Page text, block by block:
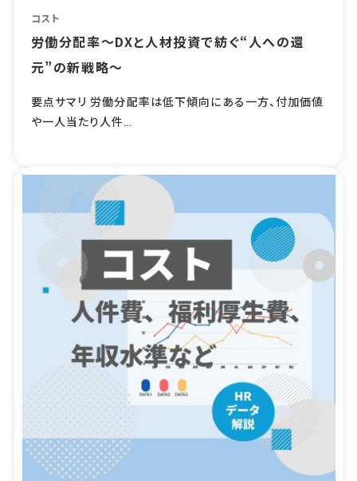
コスト
労働分配率～DXと人材投資で紡ぐ“人への還
元”の新戦略～
要点サマリ 労働分配率は低下傾向にある一方、付加価値
や一人当たり人件…